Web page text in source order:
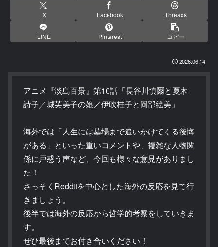
X Facebook Threads
LINE Pinterest コピー
2026.06.14
アニメ『淡島百景』第10話「長谷川慎爾と夏木
詩子／城芙美子の娘／伊吹桂子と岡部絵美」
海外では「人生には墓場まで追いかけてくる後悔
がある」といった重いコメントや、複雑な人物関
係に戸惑う声など、今回も様々な意見がありまし
た！
さっそくRedditを中心とした海外の反応を見て行
きましょう。
後半では海外の反応から哲学的考察をしていきま
す。
ぜひ最後までお付き合いください！